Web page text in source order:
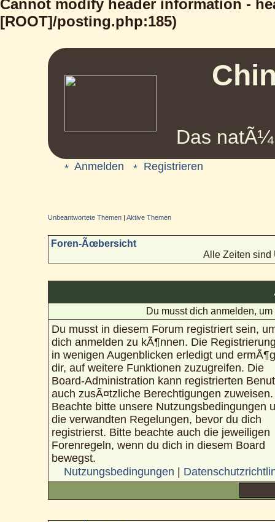
Cannot modify header information -
[ROOT]/posting.php:185)
Das
Anmelden Registrieren
Unbeantwortete Themen |Aktive Themen
Foren-Ãœbersicht
Alle Zeiten sind
Du musst dich anmelden,
Du musst in diesem Forum registriert sein,
dich anmelden zu kÃ¶nnen. Die
in wenigen Augenblicken erledigt und
dir, auf weitere Funktionen zuzugreifen. Die
Board-Administration kann registrierten
auch zusÃ¤tzliche Berechtigungen zuweisen.
Beachte bitte unsere Nutzungsbedingungen
die verwandten Regelungen, bevor du dich
registrierst. Bitte beachte auch die jeweiligen
Forenregeln, wenn du dich in diesem Board
bewegst.
Nutzungsbedingungen |